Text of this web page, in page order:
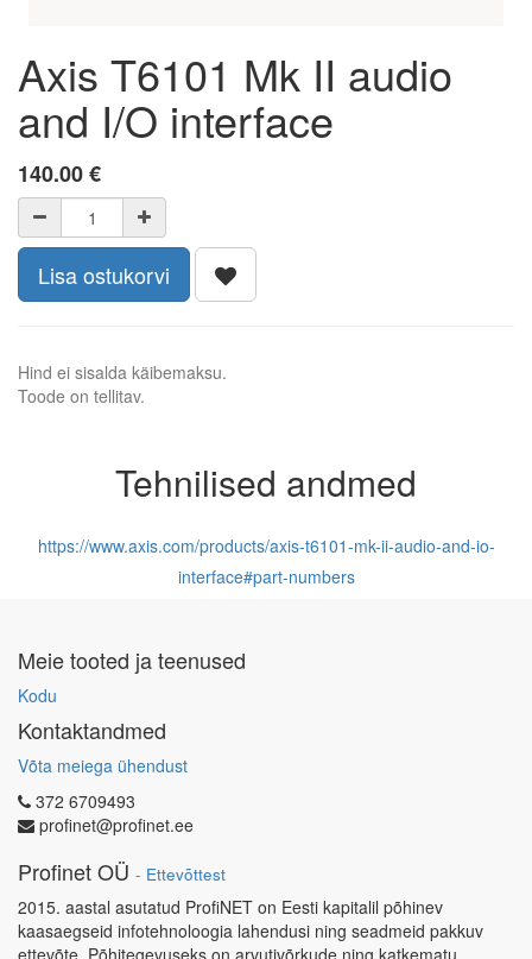
Axis T6101 Mk II audio
and I/O interface
140.00€
Lisa ostukorvi
Hind ei sisalda käibemaksu.
Toode on tellitav.
Tehnilised andmed
https://www.axis.com/products/axis-t6101-mk-ii-audio-and-io-
interface#part-numbers
Meie tooted ja teenused
Kodu
Kontaktandmed
Võta meiega ühendust
372 6709493
profinet@profinet.ee
Profinet OÜ - Ettevõttest
2015. aastal asutatud ProfiNET on Eesti kapitalil põhinev
kaasaegseid infotehnoloogia lahendusi ning seadmeid pakkuv
ettevõte. Põhitegevuseks on arvutivõrkude ning katkematu